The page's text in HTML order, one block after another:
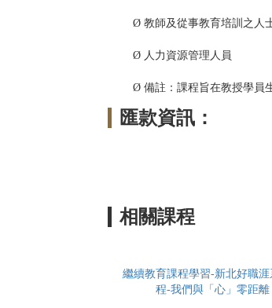
Ø 教師及從事教育培訓之人
Ø 人力資源管理人員
Ø 備註：課程旨在教授學員
匯款資訊：
相關課程
繼續教育課程學習-新北好職
程-我們與「心」零距離